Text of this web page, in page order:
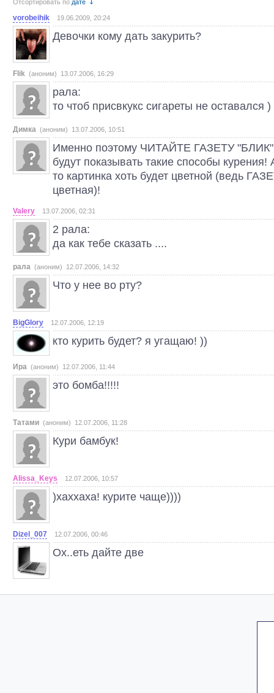
Отсортировать по дате
vorobeihik 19.06.2009, 20:24
Девочки кому дать закурить?
Flik (аноним) 13.07.2006, 16:29
рала:
то чтоб присвкукс сигареты не оставался )
Димка (аноним) 13.07.2006, 10:51
Именно поэтому ЧИТАЙТЕ ГАЗЕТУ "БЛИК"
будут показывать такие способы курения!
то картинка хоть будет цветной (ведь
цветная)!
Valery 13.07.2006, 02:31
2 рала:
да как тебе сказать ....
рала (аноним) 12.07.2006, 14:32
Что у нее во рту?
BigGlory 12.07.2006, 12:19
кто курить будет? я угащаю! ))
Ира (аноним) 12.07.2006, 11:44
это бомба!!!!!
Татами (аноним) 12.07.2006, 11:28
Кури бамбук!
Alissa_Keys 12.07.2006, 10:57
)хаххаха! курите чаще))))
Dizel_007 12.07.2006, 00:46
Ох..еть дайте две